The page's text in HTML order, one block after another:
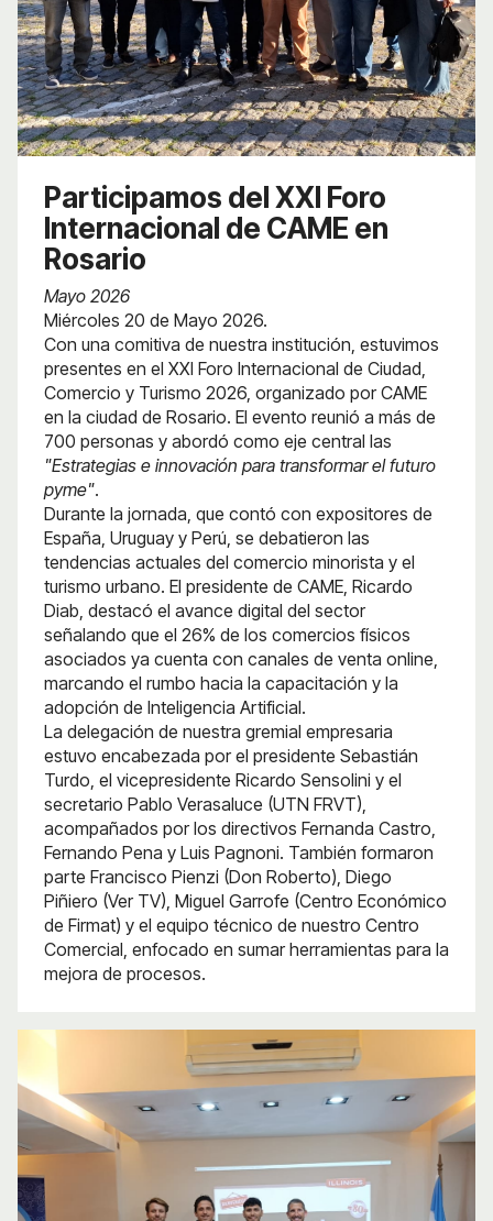
Participamos del XXI Foro
Internacional de CAME en
Rosario
Mayo 2026
Miércoles 20 de Mayo 2026.
Con una comitiva de nuestra institución, estuvimos
presentes en el XXI Foro Internacional de Ciudad,
Comercio y Turismo 2026, organizado por CAME
en la ciudad de Rosario. El evento reunió a más de
700 personas y abordó como eje central las
"Estrategias e innovación para transformar el futuro
pyme".
Durante la jornada, que contó con expositores de
España, Uruguay y Perú, se debatieron las
tendencias actuales del comercio minorista y el
turismo urbano. El presidente de CAME, Ricardo
Diab, destacó el avance digital del sector
señalando que el 26% de los comercios físicos
asociados ya cuenta con canales de venta online,
marcando el rumbo hacia la capacitación y la
adopción de Inteligencia Artificial.
La delegación de nuestra gremial empresaria
estuvo encabezada por el presidente Sebastián
Turdo, el vicepresidente Ricardo Sensolini y el
secretario Pablo Verasaluce (UTN FRVT),
acompañados por los directivos Fernanda Castro,
Fernando Pena y Luis Pagnoni. También formaron
parte Francisco Pienzi (Don Roberto), Diego
Piñiero (Ver TV), Miguel Garrofe (Centro Económico
de Firmat) y el equipo técnico de nuestro Centro
Comercial, enfocado en sumar herramientas para la
mejora de procesos.